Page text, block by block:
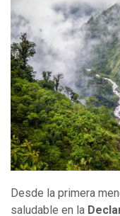
Desde la primera
saludable en la